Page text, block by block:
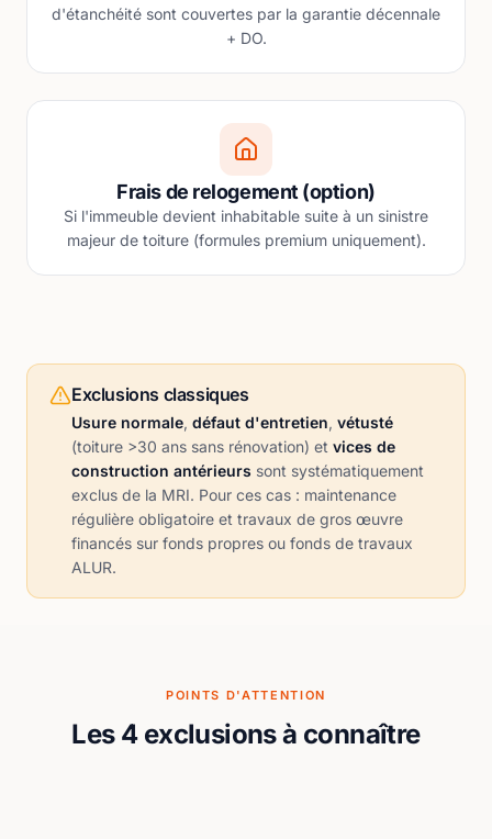
d'étanchéité sont couvertes par la garantie décennale
+ DO.
Frais de relogement (option)
Si l'immeuble devient inhabitable suite à un sinistre
majeur de toiture (formules premium uniquement).
Exclusions classiques
Usure normale, défaut d'entretien, vétusté
(toiture >30 ans sans rénovation) et vices de
construction antérieurs sont systématiquement
exclus de la MRI. Pour ces cas : maintenance
régulière obligatoire et travaux de gros œuvre
financés sur fonds propres ou fonds de travaux
ALUR.
POINTS D'ATTENTION
Les 4 exclusions à connaître